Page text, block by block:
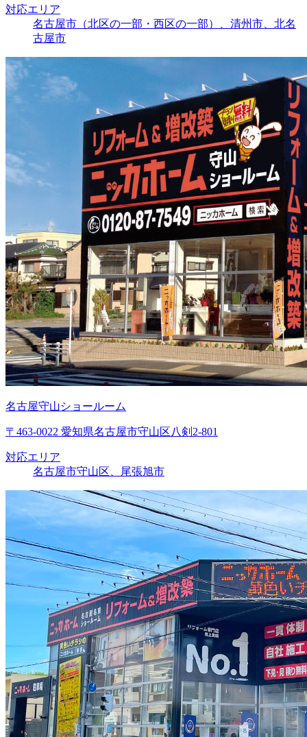
対応エリア
名古屋市（北区の一部・西区の一部）、清州市、北名
古屋市
名古屋守山ショールーム
〒463-0022 愛知県名古屋市守山区八剣2-801
対応エリア
名古屋市守山区、尾張旭市